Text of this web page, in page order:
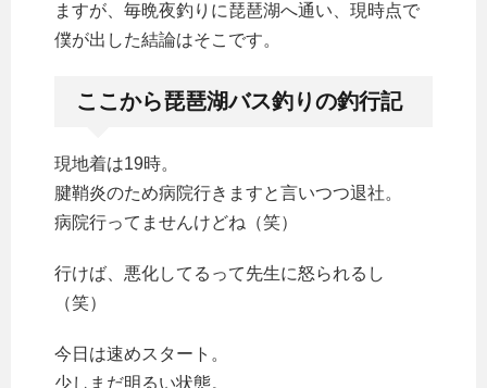
ますが、毎晩夜釣りに琵琶湖へ通い、現時点で
僕が出した結論はそこです。
ここから琵琶湖バス釣りの釣行記
現地着は19時。
腱鞘炎のため病院行きますと言いつつ退社。
病院行ってませんけどね（笑）
行けば、悪化してるって先生に怒られるし
（笑）
今日は速めスタート。
少しまだ明るい状態。